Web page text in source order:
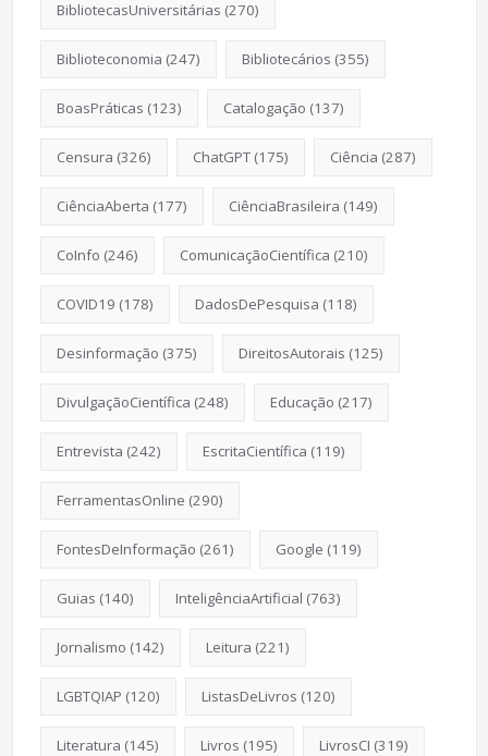
BibliotecasUniversitárias (270)
Biblioteconomia (247) Bibliotecários (355)
BoasPráticas (123) Catalogação (137)
Censura (326) ChatGPT(175) Ciência (287)
CiênciaAberta (177) CiênciaBrasileira (149)
CoInfo (246) ComunicaçãoCientífica (210)
COVID19 (178) DadosDePesquisa (118)
Desinformação (375) DireitosAutorais (125)
DivulgaçãoCientífica (248) Educação (217)
Entrevista (242) EscritaCientífica (119)
FerramentasOnline (290)
FontesDeInformação (261) Google (119)
Guias (140) InteligênciaArtificial (763)
Jornalismo (142) Leitura (221)
LGBTQIAP (120) ListasDeLivros (120)
Literatura (145) Livros (195) LivrosCI (319)